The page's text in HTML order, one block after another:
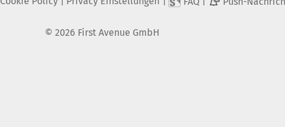
© 2026 First Avenue GmbH